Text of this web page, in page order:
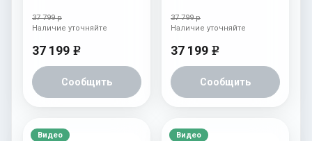
37 799 р
37 199 e
Сообщить
Наличие уточняйте
37 799 р
37 199 e
Сообщить
Наличие уточняйте
Видео Видео